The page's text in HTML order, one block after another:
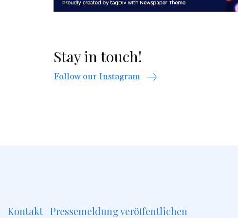
Stay in touch!
Follow our Instagram
Kontakt Pressemeldung veröffentlichen